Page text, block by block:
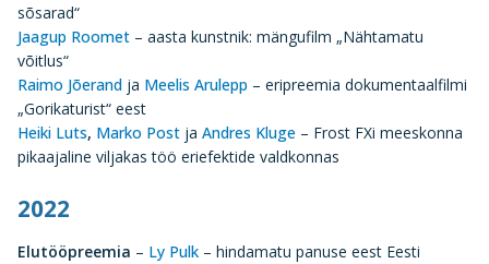
sõsarad“
Jaagup Roomet – aasta kunstnik: mängufilm „Nähtamatu
võitlus“
Raimo Jõerand ja Meelis Arulepp – eripreemia dokumentaalfilmi
„Gorikaturist“ eest
Heiki Luts, Marko Post ja Andres Kluge – Frost FXi meeskonna
pikaajaline viljakas töö eriefektide valdkonnas
2022
Elutööpreemia – Ly Pulk – hindamatu panuse eest Eesti